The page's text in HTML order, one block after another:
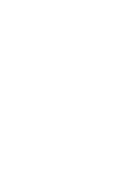
가 어디에 있는지 보
하는 데 필요한 수단
- 미스터 피유시 카순